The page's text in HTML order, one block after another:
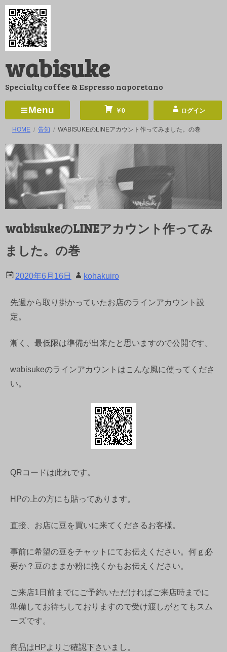
コ
ン
ツ
ス
ッ
wabisuke
Specialty coffee & Espresso naporetano
Menu ￥0 ログイン
HOME 告知 WABISUKEのLINEアカウント作ってみました。の巻
wabisukeのLINEアカウント作ってみ
ました。の巻
2020年6月16日 kohakuiro
先週から取り掛かっていたお店のラインアカウント設
定。
漸く、最低限は準備が出来たと思いますので公開です。
wabisukeのラインアカウントはこんな風に使ってくださ
い。
QRコードは此れです。
HPの上の方にも貼ってあります。
直接、お店に豆を買いに来てくださるお客様。
事前に希望の豆をチャットにてお伝えください。何ｇ必
要か？豆のままか粉に挽くかもお伝えください。
ご来店1日前までにご予約いただければご来店時までに
準備してお待ちしておりますので受け渡しがとてもスム
ーズです。
商品はHPよりご確認下さいまし。